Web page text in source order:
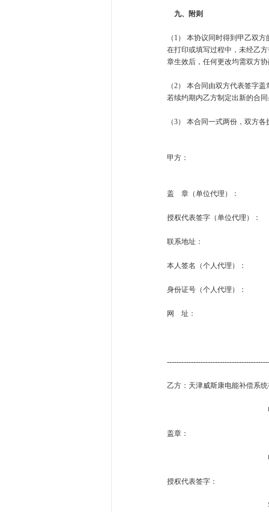
九、附则
（1） 本协议同时得到甲乙双
在打印或填写过程中，未经乙
章生效后，任何更改均需双方
（2） 本合同由双方代表签字
若续约期内乙方制定出新的合
（3） 本合同一式两份，双方
甲方
盖 章（单位代理）
授权代表签字（单位代
联系地址：
本人签名（个人代理
身份证号（个人代理
网 址：
乙方：天津威斯康电能补偿系
电话：022-
盖章
电话：022-
授权代表签字： 信函请
客服热线：